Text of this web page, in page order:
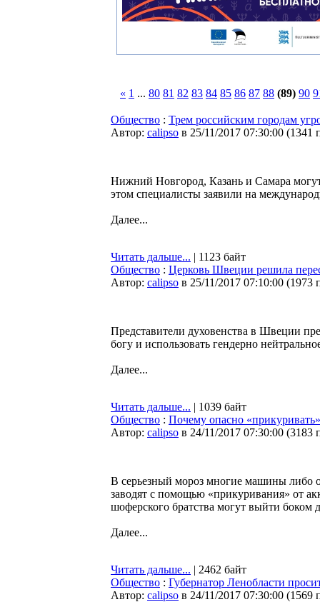
« 1 ... 80 81 82 83 84 85 86 87 88 (89) 90
Общество : Трем российским городам
Автор: calipso в 25/11/2017 07:30:00 (1341
Нижний Новгород, Казань и Самара
этом специалисты заявили на
Далее...
Читать дальше... | 1123 байт
Общество : Церковь Швеции решила
Автор: calipso в 25/11/2017 07:10:00 (1973
Представители духовенства в Швеции
богу и использовать гендерно
Далее...
Читать дальше... | 1039 байт
Общество : Почему опасно
Автор: calipso в 24/11/2017 07:30:00 (3183
В серьезный мороз многие машины либо
заводят с помощью «прикуривания» от
шоферского братства могут выйти боком
Далее...
Читать дальше... | 2462 байт
Общество : Губернатор Ленобласти
Автор: calipso в 24/11/2017 07:30:00 (1569